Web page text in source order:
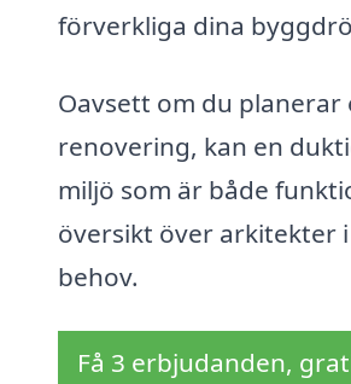
förverkliga dina
Oavsett om du
renovering, kan en
miljö som är både
översikt över arkitekter
behov.
Få 3 erbjudanden,